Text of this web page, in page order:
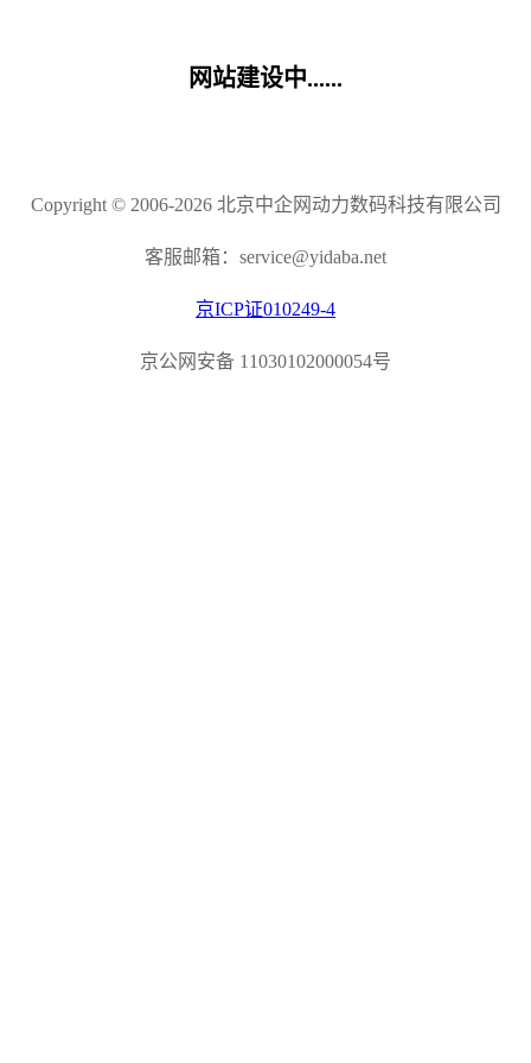
网站建设中......
Copyright © 2006-2026 北京中企网动力数码科技有限公司
客服邮箱：service@yidaba.net
京ICP证010249-4
京公网安备 11030102000054号